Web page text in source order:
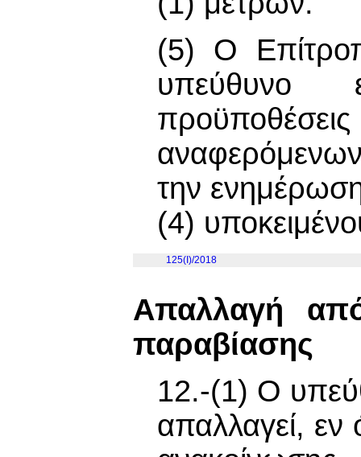
(5) Ο
υπεύθυνο
την
(4)
125(I)/2018
Απαλλαγή
παραβίασης
12.-(1) Ο
απαλλαγεί,